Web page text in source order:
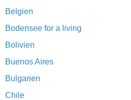
Belgien
Bodensee for a living
Bolivien
Buenos Aires
Bulgarien
Chile